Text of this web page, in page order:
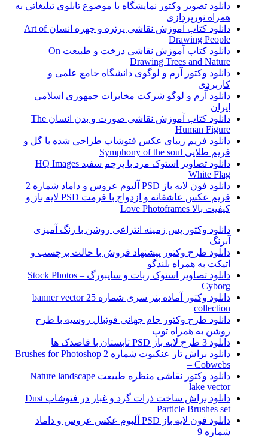
دانلود تصویر وکتور نمایشگاه با موضوع تابلوی تبلیغاتی به
همراه نورپردازی
دانلود کتاب آموزش نقاشی پرتره و چهره انسان Art of
Drawing People
دانلود کتاب آموزش نقاشی درخت و طبیعت On
Drawing Trees and Nature
دانلود وکتور آرم و لوگوی دانشگاه جامع علمی و
کاربردی
دانلود آرم و لوگو شرکت مخابرات جمهوری اسلامی
ایران
دانلود کتاب آموزش نقاشی صورت و بدن انسان The
Human Figure
دانلود فریم زیبای عکس فتوشاپ طراحی شده با گل و
فریم طلایی Symphony of the soul
دانلود تصاویر استوک مرد با پرچم سفید HQ Images
White Flag
دانلود فون لایه باز PSD آلبوم عروس و داماد شماره 2
فریم عکس عاشقانه و ازدواج با فرمت PSD لایه باز و
کیفیت بالا Love Photoframes
دانلود وکتور پس زمینه انتزاعی روشن با رنگ آمیزی
آبرنگ
دانلود طرح وکتور پیشنهاد فروش با حالت برچسب و
اتیکت به همراه بلندگو
دانلود تصاویر استوک ربات و سایبورگ Stock Photos –
Cyborg
دانلود وکتور آماده بنر سری شماره 25 banner vector
collection
دانلود طرح وکتور جام جهانی فوتبال روسیه با طرح
روشن به همراه توپ
دانلود 3 طرح لایه باز PSD تابستان با قاصدک ها
دانلود براش تار عنکبوت شماره 2 Brushes for Photoshop
– Cobwebs
دانلود وکتور نقاشی منظره طبیعت Nature landscape
lake vector
دانلود براش ساخت ذرات گرد و غبار در فتوشاپ Dust
Particle Brushes set
دانلود فون لایه باز PSD آلبوم عکس عروس و داماد
شماره 9